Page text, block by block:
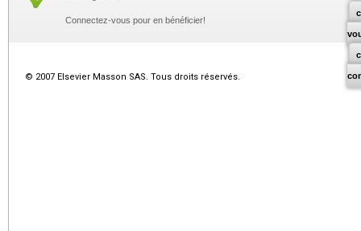
Connectez-vous pour en bénéficier!
© 2007 Elsevier Masson SAS. Tous droits réservés.